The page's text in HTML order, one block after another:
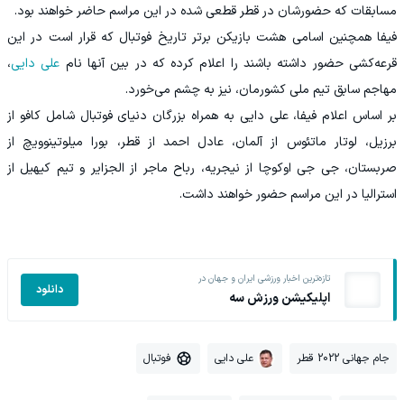
مسابقات که حضورشان در قطر قطعی شده در این مراسم حاضر خواهند بود.
فیفا همچنین اسامی هشت بازیکن برتر تاریخ فوتبال که قرار است در این
قرعه‌کشی حضور داشته باشند را اعلام کرده که در بین آنها نام علی دایی،
مهاجم سابق تیم ملی کشورمان، نیز به چشم می‌خورد.
بر اساس اعلام فیفا، علی دایی به همراه بزرگان دنیای فوتبال شامل کافو از
برزیل، لوتار ماتئوس از آلمان، عادل احمد از قطر، بورا میلوتینوویچ از
صربستان، جی جی اوکوچا از نیجریه، رباح ماجر از الجزایر و تیم کیهیل از
استرالیا در این مراسم حضور خواهند داشت.
تازه‌ترین اخبار ورزشی ایران و جهان در
اپلیکیشن ورزش سه دانلود
جام جهانی 2022 قطر علی دایی فوتبال